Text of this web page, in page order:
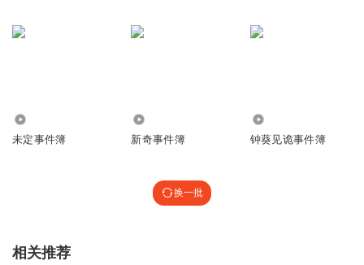
未定事件簿 新奇事件簿 钟葵见诡事件簿
换一批
相关推荐